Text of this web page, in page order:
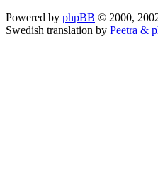
Powered by phpBB © 2000,
Swedish translation by Peetra &